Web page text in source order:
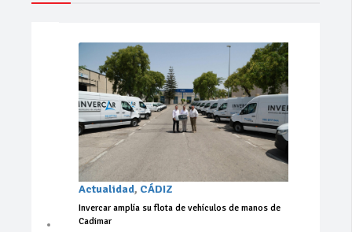
Actualidad, CÁDIZ
Invercar amplía su flota de vehículos de manos de
Cadimar